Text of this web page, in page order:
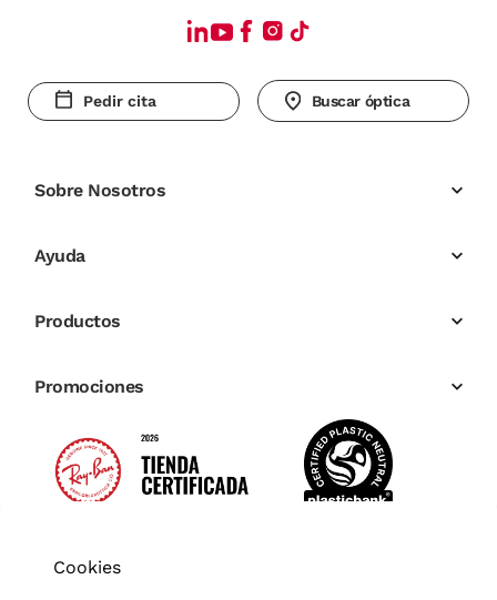
Pedir cita Buscar óptica
Sobre Nosotros
Ayuda
Productos
Promociones
Cookies